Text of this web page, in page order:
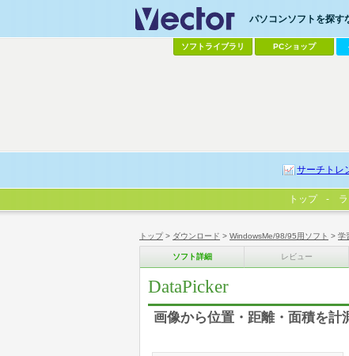
トップ> ダウンロード > WindowsMe/98/95用ソフト > 学
ソフト詳細 レビュー
DataPicker
画像から位置・距離・面積を計
パソコンソフトを探す
ソフトライブラリ PCショップ
サーチトレ
トップ